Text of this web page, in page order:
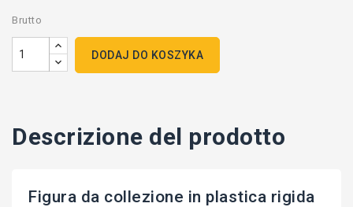
Brutto
DODAJ DO KOSZYKA
Descrizione del prodotto
Figura da collezione in plastica rigida